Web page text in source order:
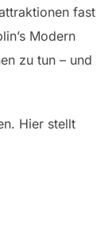
fast
Modern
zu tun – und
Hier stellt